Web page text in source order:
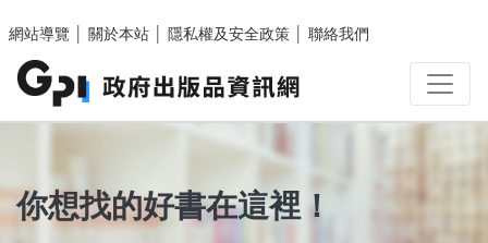
網站導覽
關於本站 隱私權及安全政策 聯絡我們
你想找的好書在這裡！